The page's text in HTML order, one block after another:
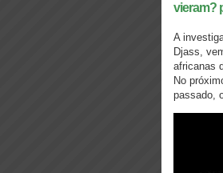
vieram?
A
Djass,
africanas
No
passado,